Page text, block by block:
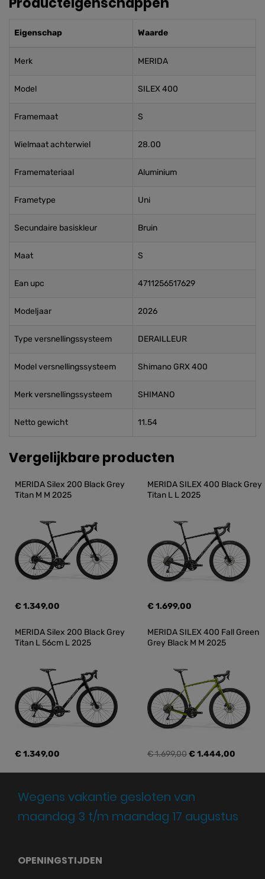
Eigenschap Waarde
Merk MERIDA
Model SILEX 400
Framemaat S
Wielmaat achterwiel 28.00
Framemateriaal Aluminium
Frametype Uni
Secundaire basiskleur Bruin
Maat S
Ean upc 4711256517629
Modeljaar 2026
Type versnellingssysteem DERAILLEUR
Model versnellingssysteem Shimano GRX 400
Merk versnellingssysteem SHIMANO
Netto gewicht 11.54
Vergelijkbare producten
MERIDA Silex 200 Black Grey
Titan M M 2025
€ 1.349,00
MERIDA SILEX 400 Black Grey
Titan L L 2025
€ 1.699,00
MERIDA Silex 200 Black Grey
Titan L 56cm L 2025
€ 1.349,00
MERIDA SILEX 400 Fall Green
Grey Black M M 2025
€ 1.699,00€ 1.444,00
Wegens vakantie gesloten van
maandag 3 t/m maandag 17 augustus
OPENINGSTIJDEN